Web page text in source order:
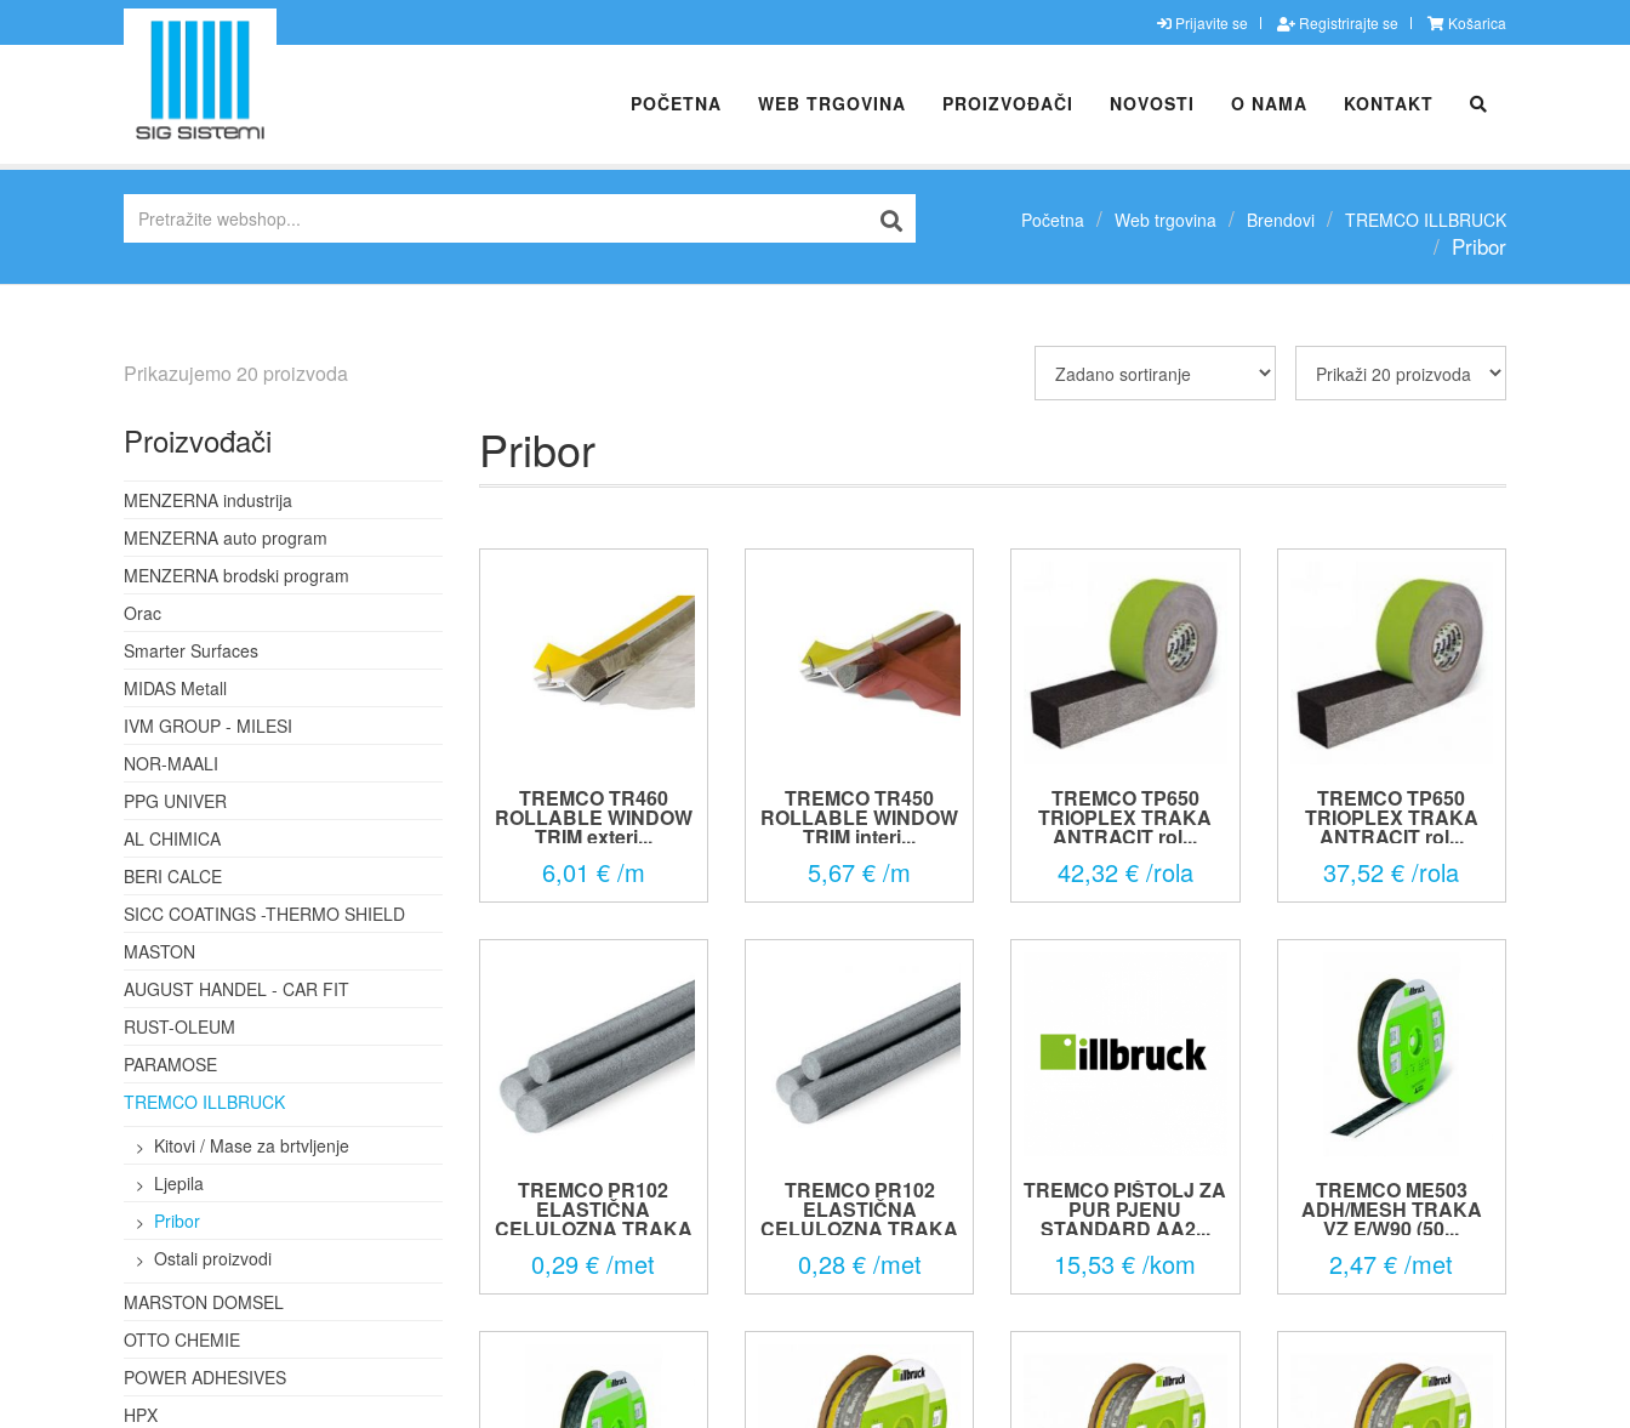
Prijavite se Registrirajte se Košarica
POČETNA WEB TRGOVINA PROIZVOĐAČI NOVOSTI O NAMA KONTAKT
Početna Web trgovina Brendovi TREMCO ILLBRUCK
Pribor
Prikazujemo 20 proizvoda
Proizvođači
MENZERNA industrija
MENZERNA auto program
MENZERNA brodski program
Orac
Smarter Surfaces
MIDAS Metall
IVM GROUP - MILESI
NOR-MAALI
PPG UNIVER
AL CHIMICA
BERI CALCE
SICC COATINGS -THERMO SHIELD
MASTON
AUGUST HANDEL - CAR FIT
RUST-OLEUM
PARAMOSE
TREMCO ILLBRUCK
Kitovi / Mase za brtvljenje
Ljepila
Pribor
Ostali proizvodi
MARSTON DOMSEL
OTTO CHEMIE
POWER ADHESIVES
HPX
Pribor
TREMCO TR460
ROLLABLE WINDOW
TRIM exteri...
6,01 € /m
TREMCO TR450
ROLLABLE WINDOW
TRIM interi...
5,67 € /m
TREMCO TP650
TRIOPLEX TRAKA
ANTRACIT rol...
42,32 € /rola
TREMCO TP650
TRIOPLEX TRAKA
ANTRACIT rol...
37,52 € /rola
TREMCO PR102
ELASTIČNA
CELULOZNA TRAKA
0,29 € /met
TREMCO PR102
ELASTIČNA
CELULOZNA TRAKA
0,28 € /met
TREMCO PIŠTOLJ ZA
PUR PJENU
STANDARD AA2...
15,53 € /kom
TREMCO ME503
ADH/MESH TRAKA
VZ E/W90 (50...
2,47 € /met